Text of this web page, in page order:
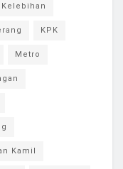
Kelebihan
KPK
Metro
Kamil